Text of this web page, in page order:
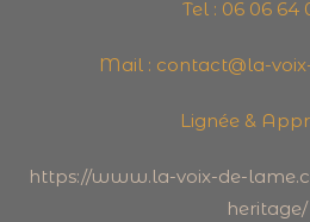
Tel : 06 06 64
Mail : contact@la-
Lignée &
https://www.la-voix-de-
heritage/